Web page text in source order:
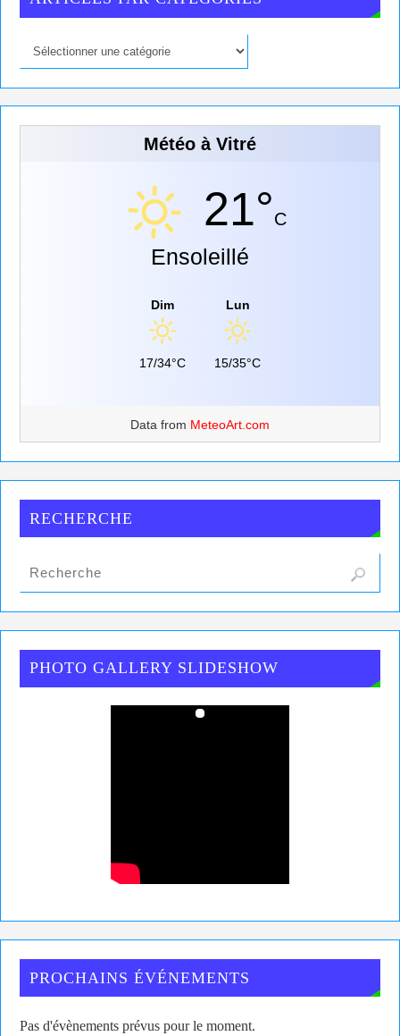
Météo à Vitré
21°C
Ensoleillé
Dim
17/34°C
Lun
15/35°C
Data from MeteoArt.com
RECHERCHE
PHOTO GALLERY SLIDESHOW
PROCHAINS ÉVÉNEMENTS
Pas d'évènements prévus pour le moment.